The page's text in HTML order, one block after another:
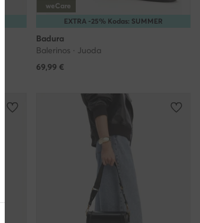
EXTRA -25% Kodas: SUMMER
weCare
Badura
Balerinos · Juoda
69,99 €